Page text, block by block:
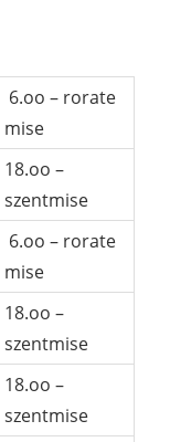
6.oo – rorate
mise
18.oo –
szentmise
6.oo – rorate
mise
18.oo –
szentmise
18.oo –
szentmise